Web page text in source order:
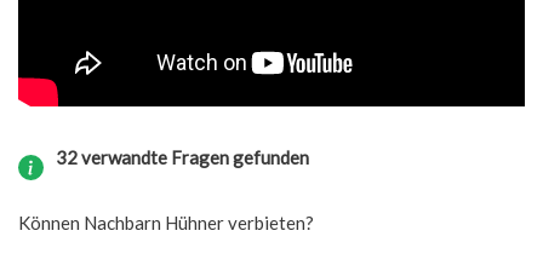
32 verwandte Fragen gefunden
Können Nachbarn Hühner verbieten?